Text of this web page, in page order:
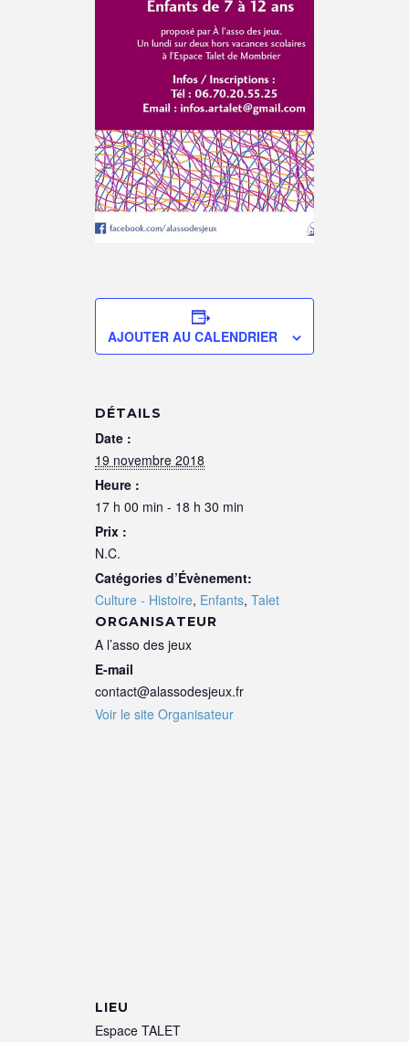
AJOUTER AU CALENDRIER
DÉTAILS
Date :
19 novembre 2018
Heure :
17 h 00 min - 18 h 30 min
Prix :
N.C.
Catégories d’Évènement:
Culture - Histoire, Enfants, Talet
ORGANISATEUR
A l’asso des jeux
E-mail
contact@alassodesjeux.fr
Voir le site Organisateur
LIEU
Espace TALET